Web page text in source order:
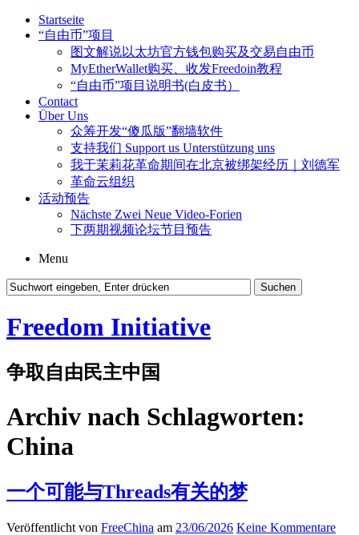
Startseite
“自由币”项目
图文解说以太坊官方钱包购买及交易自由币
MyEtherWallet购买、收发Freedoin教程
“自由币”项目说明书(白皮书）
Contact
Über Uns
众筹开发“傻瓜版”翻墙软件
支持我们 Support us Unterstützung uns
我于茉莉花革命期间在北京被绑架经历｜刘德军
革命云组织
活动预告
Nächste Zwei Neue Video-Forien
下两期视频论坛节目预告
Menu
Freedom Initiative
争取自由民主中国
Archiv nach Schlagworten:
China
一个可能与Threads有关的梦
Veröffentlicht von FreeChina am 23/06/2026 Keine Kommentare